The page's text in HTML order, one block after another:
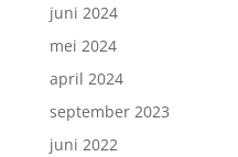
juni 2024
mei 2024
april 2024
september 2023
juni 2022